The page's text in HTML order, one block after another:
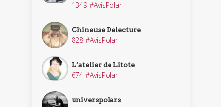
1349 #AvisPolar
Chineuse Delecture
828 #AvisPolar
L’atelier de Litote
674 #AvisPolar
universpolars